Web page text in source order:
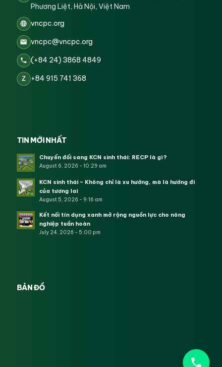
Phương Liệt, Hà Nội, Việt Nam
vncpc.org
vncpc@vncpc.org
(+84 24) 3868 4849
Z +84 915 741 368
TIN MỚI NHẤT
Chuyển đổi sang KCN sinh thái: RECP là gì?
August 6, 2026 - 10:29 am
KCN sinh thái – Không chỉ là xu hướng, mà là hướng đi
của tương lai
August 5, 2026 - 9:16 am
Kết nối tín dụng xanh mở rộng nguồn lực cho nông
nghiệp tuần hoàn
July 24, 2026 - 5:00 pm
BẢN ĐỒ